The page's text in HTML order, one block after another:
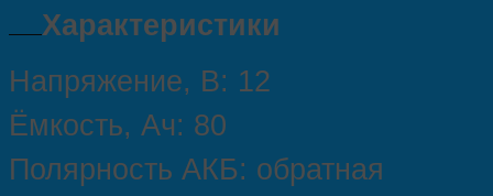
Характеристики
Напряжение, В: 12
Ёмкость, Ач: 80
Полярность АКБ: обратная